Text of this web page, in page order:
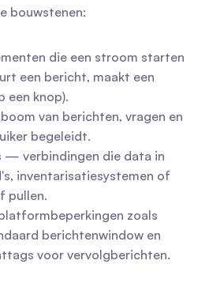
bouwstenen:
die een stroom starten
een bericht, maakt een
een knop).
van berichten, vragen en
begeleidt.
— verbindingen die data in
inventarisatiesystemen of
pullen.
zoals
berichtenwindow en
voor vervolgberichten.